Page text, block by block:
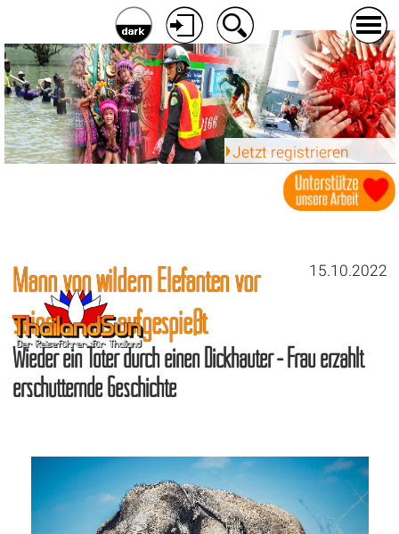
Jetzt registrieren
15.10.2022
Mann von wildem Elefanten vor
seinem Haus aufgespießt
Wieder ein Toter durch einen Dickhäuter - Frau erzählt
erschütternde Geschichte